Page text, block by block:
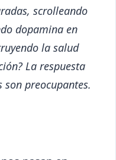
scrolleando
dopamina en
la salud
La respuesta
preocupantes.